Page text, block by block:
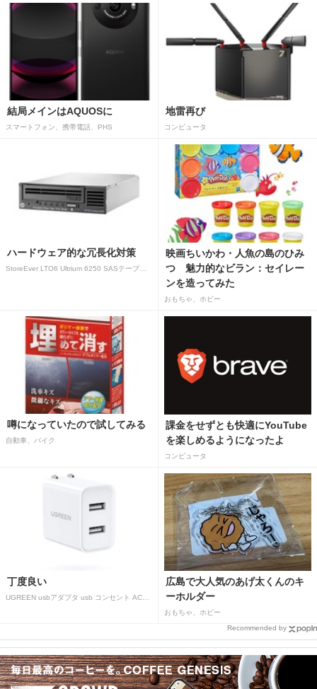
結局メインはAQUOSに
スマートフォン、携帯電話、PHS
地雷再び
コンピュータ
ハードウェア的な冗長化対策
StoreEver LTO6 Ultrium 6250 SASテープドライブ(内蔵型)
映画ちいかわ・人魚の島のひみ
つ 魅力的なビラン：セイレー
ンを造ってみた
おもちゃ、ホビー
噂になっていたので試してみる
自動車、バイク
課金をせずとも快適にYouTube
を楽しめるようになったよ
コンピュータ
丁度良い
広島で大人気のあげ太くんのキ
ーホルダー
おもちゃ、ホビー
Recommended by